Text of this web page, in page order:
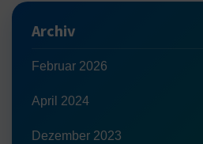
Archiv
Februar 2026
April 2024
Dezember 2023